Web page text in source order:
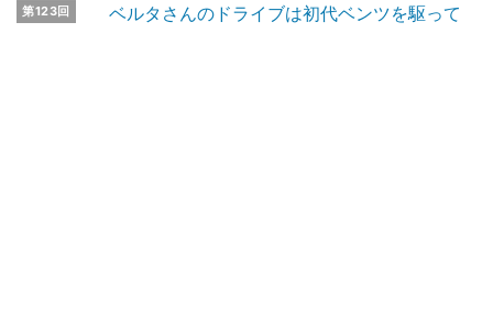
第123回 ベルタさんのドライブは初代ベンツを駆って